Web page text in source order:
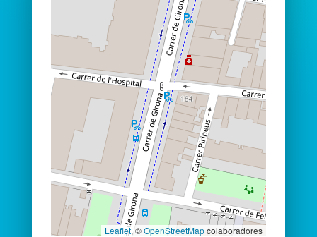
Leaflet, ©OpenStreetMapcolaboradores